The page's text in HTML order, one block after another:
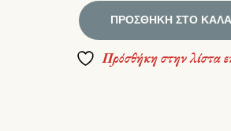
ΠΡΟΣΘΉΚΗ ΣΤΟ
Πρόσθήκη στην λίστα